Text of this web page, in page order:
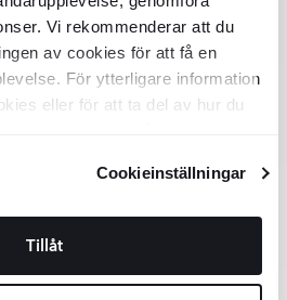
Vi rekommenderar att du
av cookies för att få en
För ytterligare information
eller för att ta del av hur du
Cookieinställningar
Tillåt
587 kr/st KÖP
spørgsmål vedr
folk, der skal købe Spackel